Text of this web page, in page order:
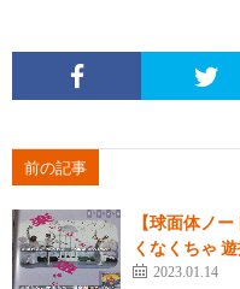
前の記事
【球面体ノ
くなくちゃ
2023.01.14